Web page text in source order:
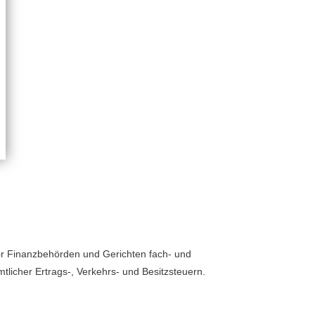
Finanzbehörden und Gerichten fach- und
Ertrags-, Verkehrs- und Besitzsteuern.